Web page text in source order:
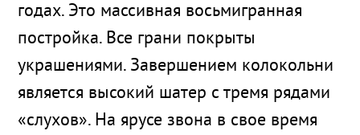
годах. Это массивная восьмигранная
постройка. Все грани покрыты
украшениями. Завершением колокольни
является высокий шатер с тремя рядами
«слухов». На ярусе звона в свое время